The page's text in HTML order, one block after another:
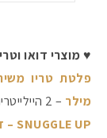
♥ מוצרי דואו
מילר – 2 היילייטרים וסומק
SNUGGLE UP – דואו סומק והיילייטר